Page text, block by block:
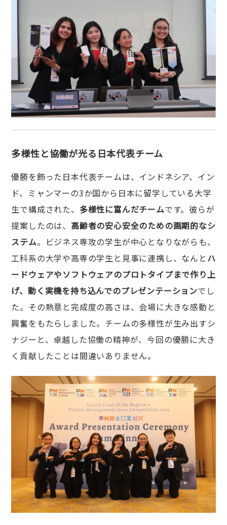
多様性と協働が光る日本代表チーム
優勝を飾った日本代表チームは、インドネシア、イン
ド、ミャンマーの3か国から日本に留学している大学
生で構成された、 多様性に富んだチームです。彼らが
提案したのは、 高齢者の安心安全のための画期的なシ
ステム。ビジネス専攻の学生が中心となりながらも、
工科系の大学や高専の学生と見事に連携し、なんと ハ
ードウェアやソフトウェアのプロトタイプまで作り上
げ、動く実機を持ち込んでのプレゼンテーションでし
た。その熱意と完成度の高さは、会場に大きな感動と
興奮をもたらしました。チームの多様性が生み出すシ
ナジーと、卓越した協働の精神が、今回の優勝に大き
く貢献したことは間違いありません。